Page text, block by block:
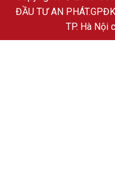
ĐẦU TƯ AN PHÁT
TP. Hà Nội